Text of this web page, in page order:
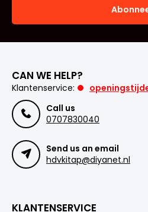
CAN WE HELP?
Klantenservice:
Call us
0707830040
Send us an email
hdvkitap@diyanet.nl
KLANTENSERVICE